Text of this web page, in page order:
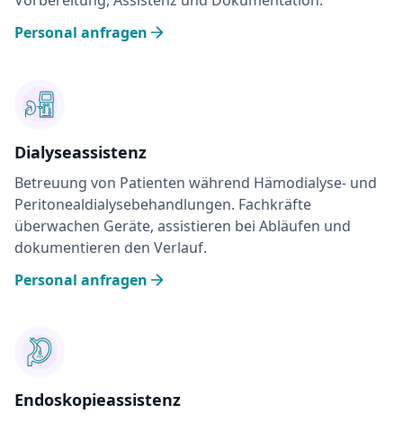
Personal anfragen
Dialyseassistenz
Betreuung von Patienten während Hämodialyse- und
Peritonealdialysebehandlungen. Fachkräfte
überwachen Geräte, assistieren bei Abläufen und
dokumentieren den Verlauf.
Personal anfragen
Endoskopieassistenz